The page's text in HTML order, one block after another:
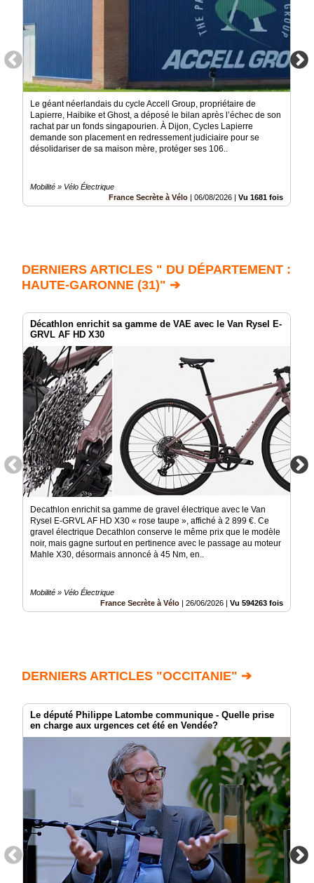
Le géant néerlandais du cycle Accell Group, propriétaire de
Lapierre, Haibike et Ghost, a déposé le bilan après l’échec de son
rachat par un fonds singapourien. À Dijon, Cycles Lapierre
demande son placement en redressement judiciaire pour se
désolidariser de sa maison mère, protéger ses 106..
Mobilité » Vélo Électrique
France Secrète à Vélo
06/08/2026 Vu 1681 fois
DERNIERS ARTICLES " DU DÉPARTEMENT :
HAUTE-GARONNE (31)" ➔
Décathlon enrichit sa gamme de VAE avec le Van Rysel E-
GRVL AF HD X30
Decathlon enrichit sa gamme de gravel électrique avec le Van
Rysel E-GRVL AF HD X30 « rose taupe », affiché à 2 899 €. Ce
gravel électrique Decathlon conserve le même prix que le modèle
noir, mais gagne surtout en pertinence avec le passage au moteur
Mahle X30, désormais annoncé à 45 Nm, en..
Mobilité » Vélo Électrique
France Secrète à Vélo | 26/06/2026 | Vu 594263 fois
DERNIERS ARTICLES "OCCITANIE" ➔
Le député Philippe Latombe communique - Quelle prise
en charge aux urgences cet été en Vendée?